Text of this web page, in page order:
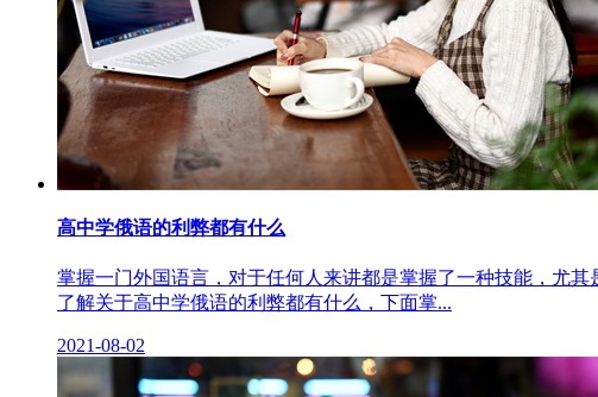
高中学俄语的利弊都有什么
掌握一门外国语言，对于任何人来讲都是掌握了一种技能，尤
了解关于高中学俄语的利弊都有什么，下面掌...
2021-08-02